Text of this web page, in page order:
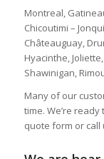
Montreal,
Chicoutimi –
Châteauguay,
Hyacinthe,
Shawinigan,
Many of our
time. We’re
quote form or call